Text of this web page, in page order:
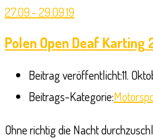
Polen Open Deaf Karting
Beitrag veröffentlicht:11.
Beitrags-Kategorie:
Ohne richtig die Nacht